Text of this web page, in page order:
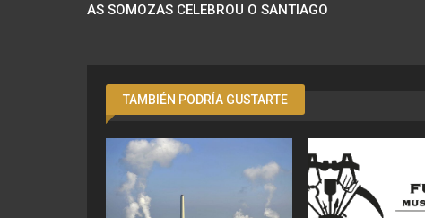
AS SOMOZAS CELEBROU O SANTIAGO
TAMBIÉN PODRÍA GUSTARTE